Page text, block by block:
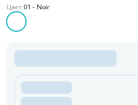
Цвет:01 - Noir